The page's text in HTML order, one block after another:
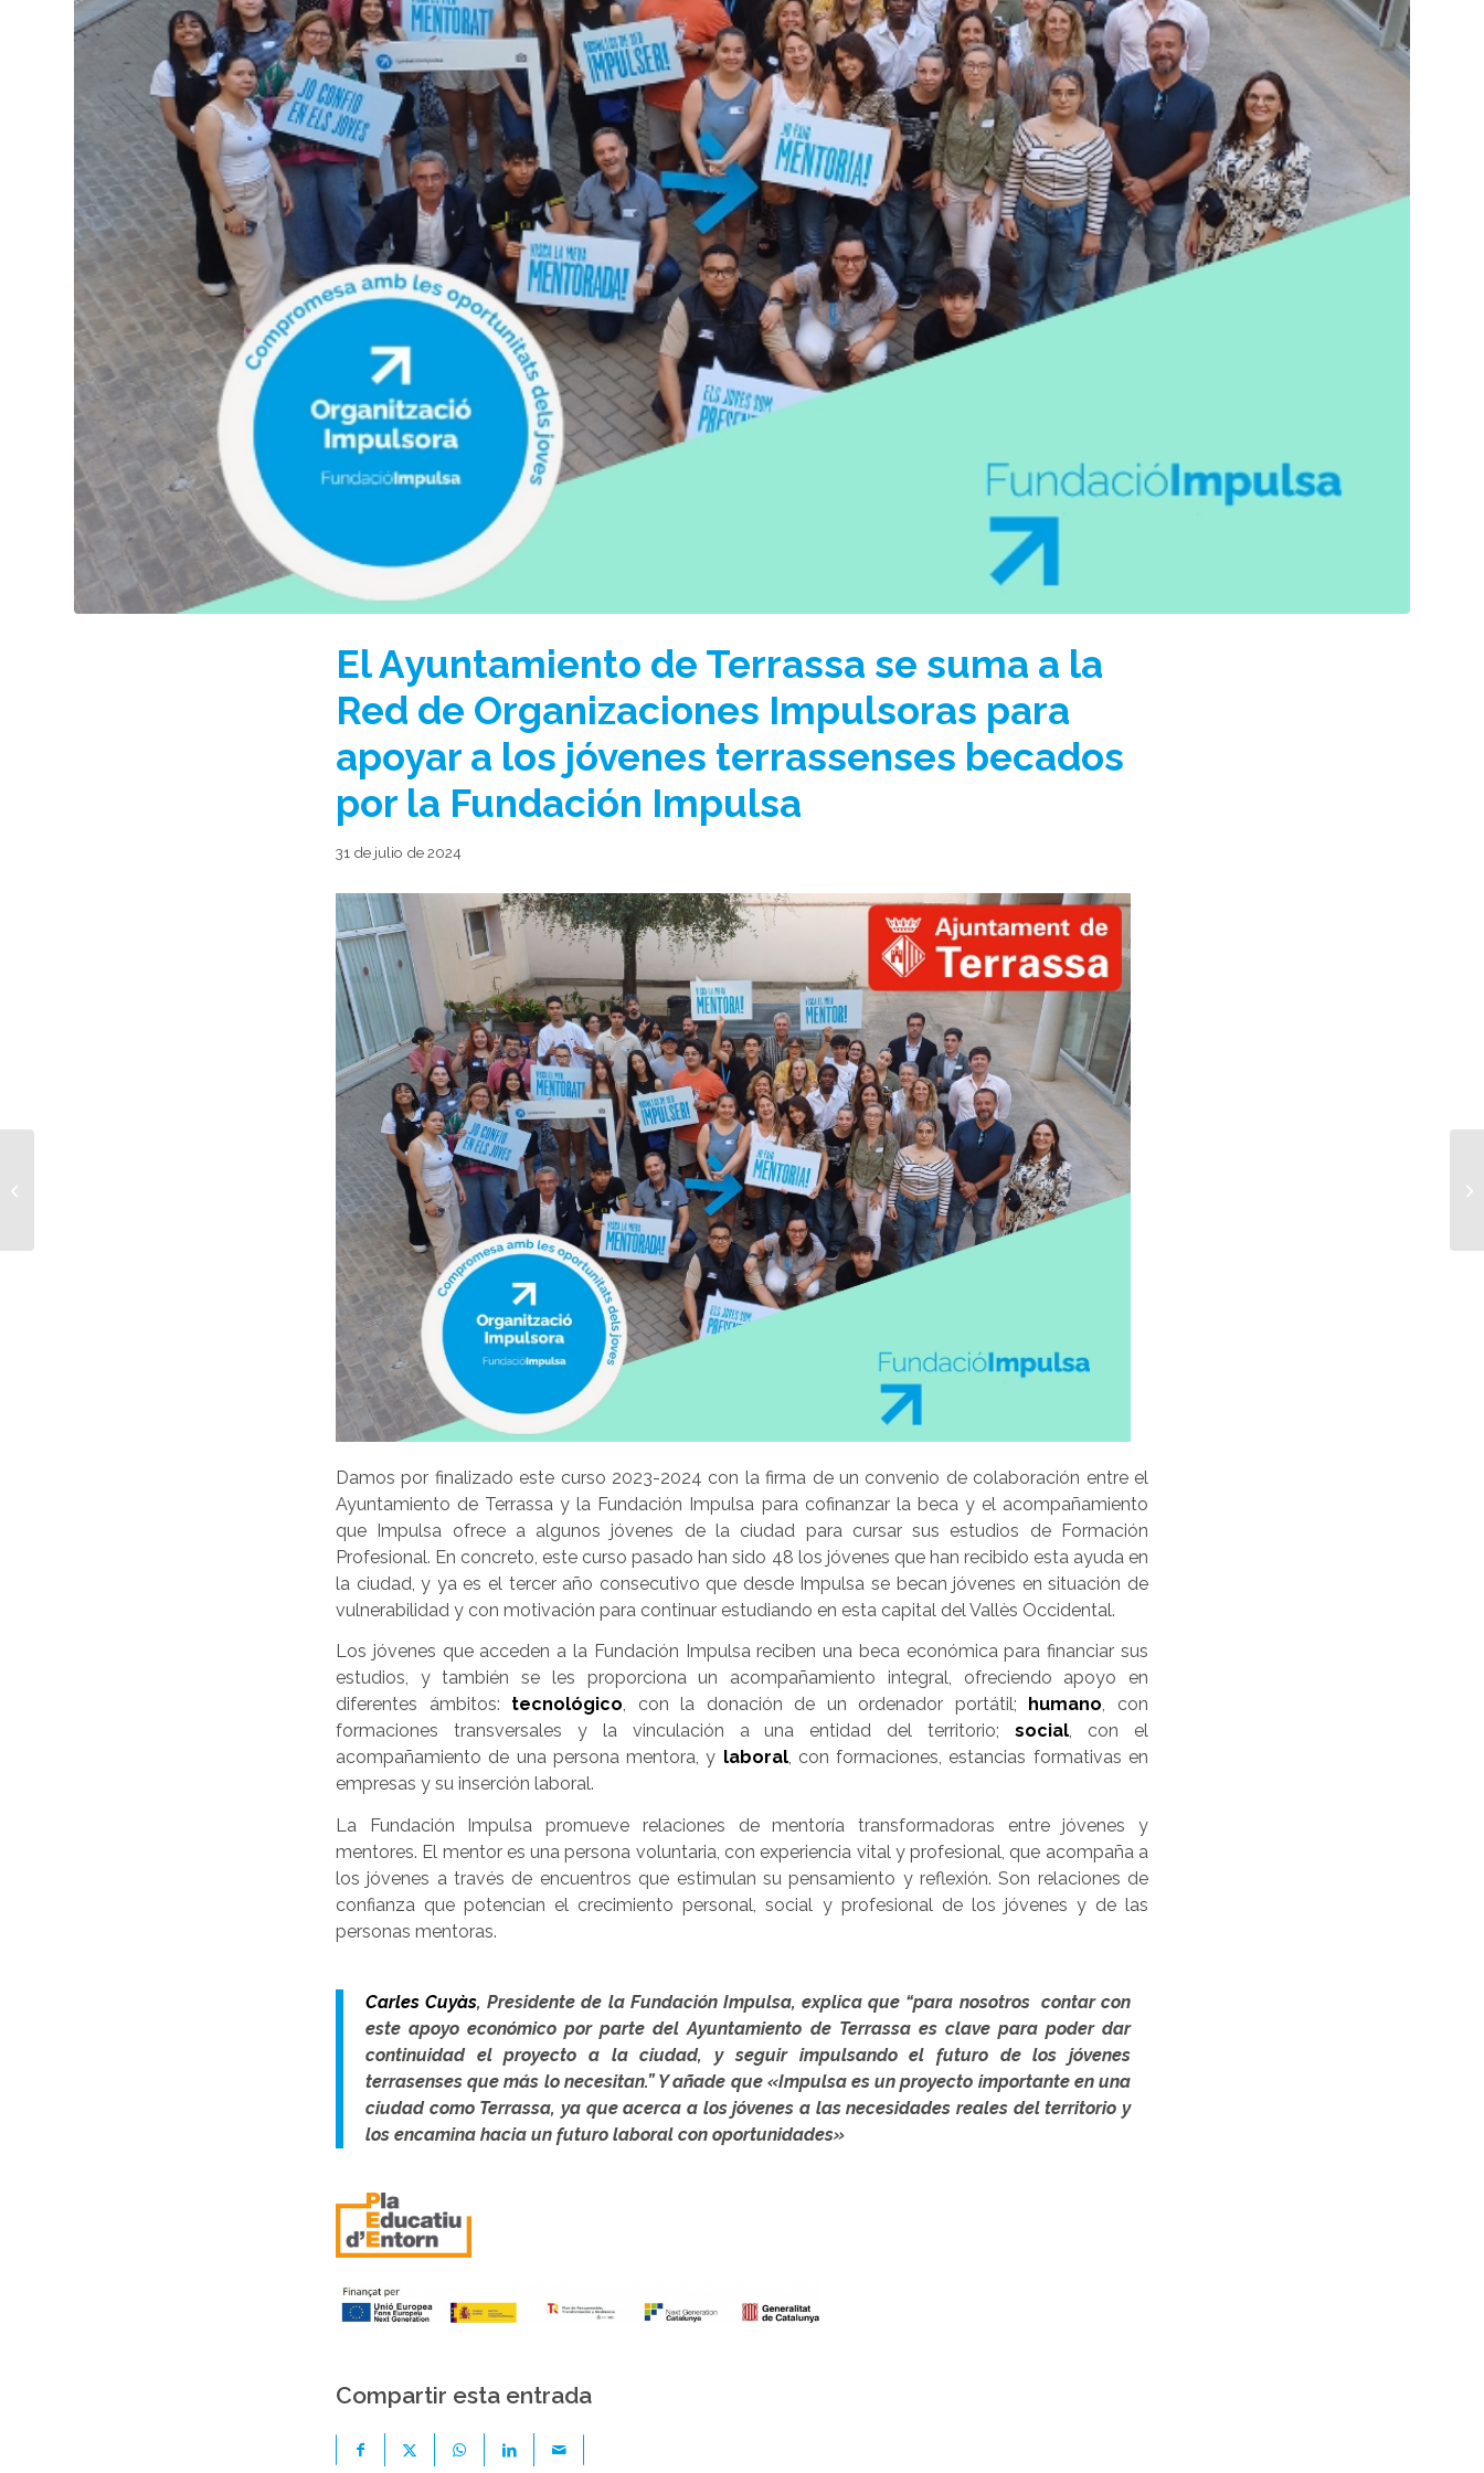
El Ayuntamiento de Terrassa se suma a la
Red de Organizaciones Impulsoras para
apoyar a los jóvenes terrassenses becados
por la Fundación Impulsa
31 de julio de 2024
Damos por finalizado este curso 2023-2024 con la firma de un convenio de colaboración entre el
Ayuntamiento de Terrassa y la Fundación Impulsa para cofinanzar la beca y el acompañamiento
que Impulsa ofrece a algunos jóvenes de la ciudad para cursar sus estudios de Formación
Profesional. En concreto, este curso pasado han sido 48 los jóvenes que han recibido esta ayuda en
la ciudad, y ya es el tercer año consecutivo que desde Impulsa se becan jóvenes en situación de
vulnerabilidad y con motivación para continuar estudiando en esta capital del Vallès Occidental.
Los jóvenes que acceden a la Fundación Impulsa reciben una beca económica para financiar sus
estudios, y también se les proporciona un acompañamiento integral, ofreciendo apoyo en
diferentes ámbitos: tecnológico, con la donación de un ordenador portátil; humano, con
formaciones transversales y la vinculación a una entidad del territorio;social, con el
acompañamiento de una persona mentora, y laboral, con formaciones, estancias formativas en
empresas y su inserción laboral.
La Fundación Impulsa promueve relaciones de mentoría transformadoras entre jóvenes y
mentores. El mentor es una persona voluntaria, con experiencia vital y profesional, que acompaña a
los jóvenes a través de encuentros que estimulan su pensamiento y reflexión. Son relaciones de
confianza que potencian el crecimiento personal, social y profesional de los jóvenes y de las
personas mentoras.
Carles Cuyàs, Presidente de la Fundación Impulsa, explica que “para nosotros contar con
este apoyo económico por parte del Ayuntamiento de Terrassa es clave para poder dar
continuidad el proyecto a la ciudad, y seguir impulsando el futuro de los jóvenes
terrasenses que más lo necesitan.” Y añade que «Impulsa es un proyecto importante en una
ciudad como Terrassa, ya que acerca a los jóvenes a las necesidades reales del territorio y
los encamina hacia un futuro laboral con oportunidades»
Compartir esta entrada